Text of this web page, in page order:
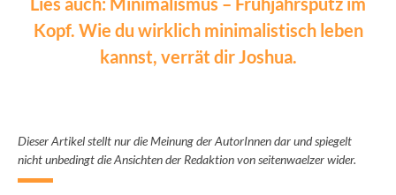
Kopf. Wie du wirklich minimalistisch leben
kannst, verrät dir Joshua.
Dieser Artikel stellt nur die Meinung der AutorInnen dar und spiegelt
nicht unbedingt die Ansichten der Redaktion von seitenwaelzer wider.